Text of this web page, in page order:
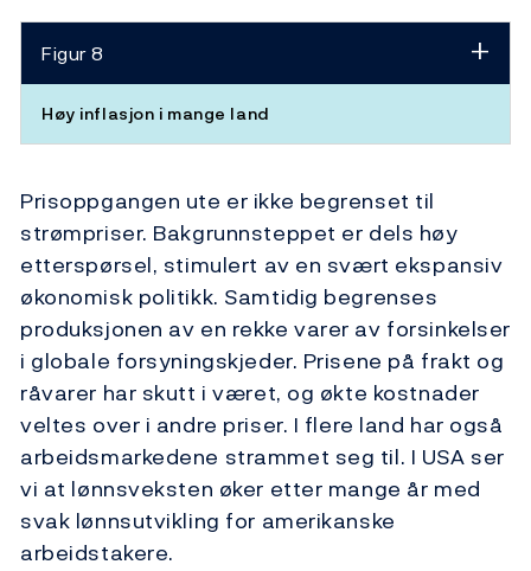
Figur 8
Høy inflasjon i mange land
Prisoppgangen ute er ikke begrenset til
strømpriser. Bakgrunnsteppet er dels høy
etterspørsel, stimulert av en svært ekspansiv
økonomisk politikk. Samtidig begrenses
produksjonen av en rekke varer av forsinkelser
i globale forsyningskjeder. Prisene på frakt og
råvarer har skutt i været, og økte kostnader
veltes over i andre priser. I flere land har også
arbeidsmarkedene strammet seg til. I USA ser
vi at lønnsveksten øker etter mange år med
svak lønnsutvikling for amerikanske
arbeidstakere.